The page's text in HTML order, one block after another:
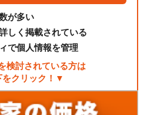
が多い
しく掲載されている
で個人情報を管理
検討されている方は
をクリック！▼